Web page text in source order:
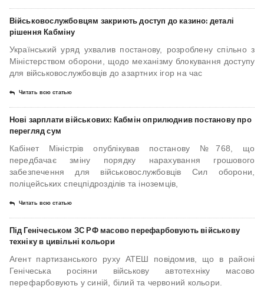
Військовослужбовцям закриють доступ до казино: деталі
рішення Кабміну
Український уряд ухвалив постанову, розроблену спільно з
Міністерством оборони, щодо механізму блокування доступу
для військовослужбовців до азартних ігор на час
Читать всю статью
Нові зарплати військових: Кабмін оприлюднив постанову про
перегляд сум
Кабінет Міністрів опублікував постанову №768, що
передбачає зміну порядку нарахування грошового
забезпечення для військовослужбовців Сил оборони,
поліцейських спецпідрозділів та іноземців,
Читать всю статью
Під Генічеськом ЗС РФ масово перефарбовують військову
техніку в цивільні кольори
Агент партизанського руху АТЕШ повідомив, що в районі
Генічеська росіяни військову автотехніку масово
перефарбовують у синій, білий та червоний кольори.